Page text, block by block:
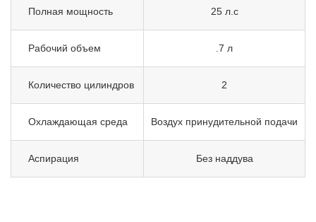
Полная мощность 25 л.с
Рабочий объем .7 л
Количество цилиндров 2
Охлаждающая среда Воздух принудительной подачи
Аспирация Без наддува